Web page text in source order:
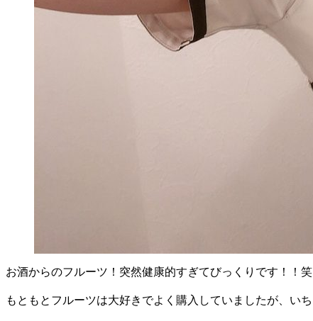
お酒からのフルーツ！突然健康的すぎてびっくりです！！笑